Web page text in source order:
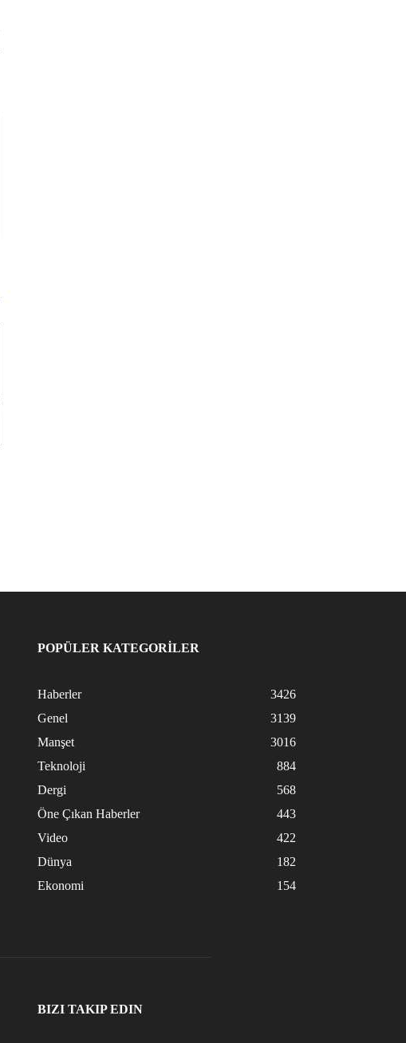
POPÜLER KATEGORİLER
Haberler
3426
Genel
3139
Manşet
3016
Teknoloji
884
Dergi
568
Öne Çıkan Haberler
443
Video
422
Dünya
182
Ekonomi
154
BIZI TAKIP EDIN